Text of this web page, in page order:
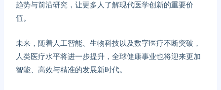
趋势与前沿研究，让更多人了解现代医学创新的重要价
值。
未来，随着人工智能、生物科技以及数字医疗不断突破，
人类医疗水平将进一步提升，全球健康事业也将迎来更加
智能、高效与精准的发展新时代。